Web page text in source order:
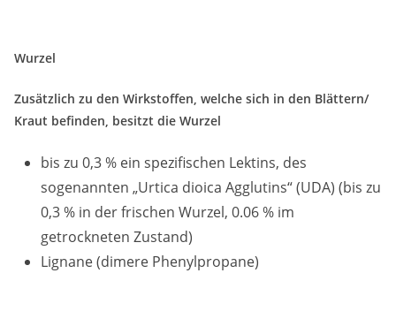
Wurzel
Zusätzlich zu den Wirkstoffen, welche sich in den Blättern/
Kraut befinden, besitzt die Wurzel
bis zu 0,3 % ein spezifischen Lektins, des
sogenannten „Urtica dioica Agglutins“ (UDA) (bis zu
0,3 % in der frischen Wurzel, 0.06 % im
getrockneten Zustand)
Lignane (dimere Phenylpropane)